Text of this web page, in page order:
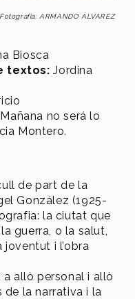
Fotografia: ARMANDO ÁLVAREZ
Biosca
textos: Jordina
no será lo
Montero.
de part de la
González (1925-
la ciutat que
guerra, o la salut,
i l’obra
a allò personal i allò
de la narrativa i la